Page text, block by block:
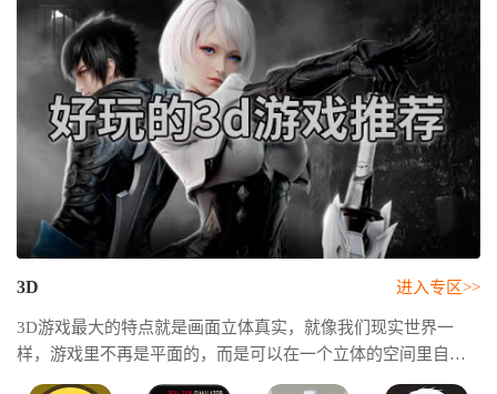
3D
3D游戏最大的特点就是画面立体真实，就像我们现实世界一
样，游戏里不再是平面的，而是可以在一个立体的空间里自由
地移动、探索，因为画面立体，所以游戏的沉浸感特别强，你
进入专区>>